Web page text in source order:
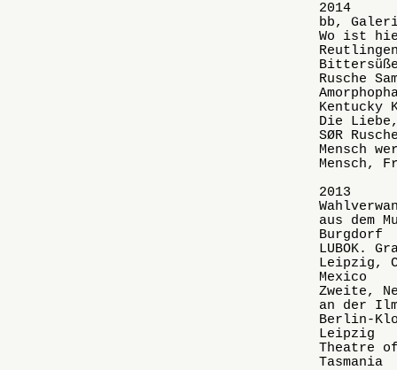
2014
bb,
Wo ist
Rusche
Kentucky
Die
SØR
Mensch
Mensch,
2013
aus dem
Burgdorf
LUBOK.
Leipzig,
Mexico
Zweite,
an der
Berlin-
Leipzig
Theatre
Tasmania